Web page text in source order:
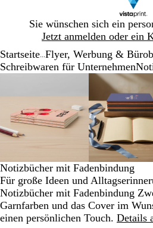
Sie wünschen sich ein
Jetzt anmelden oder ein
Galeriebild
1
Startseite Flyer, Werbung &
Schreibwaren für Unternehmen
Vergrößer-/verkleinerbares
Minimum
Vergrößern
Tasten
+
zum
Zoomen
und
die
Pfeiltasten
Bild
Zoom
auf
zum
Sie
die
+
und
-
zum
und
die
Notizbücher mit Fadenbindung
Für große Ideen und
Notizbücher mit Fadenbindung
Garnfarben und das Cover im
einen persönlichen Touch. Details